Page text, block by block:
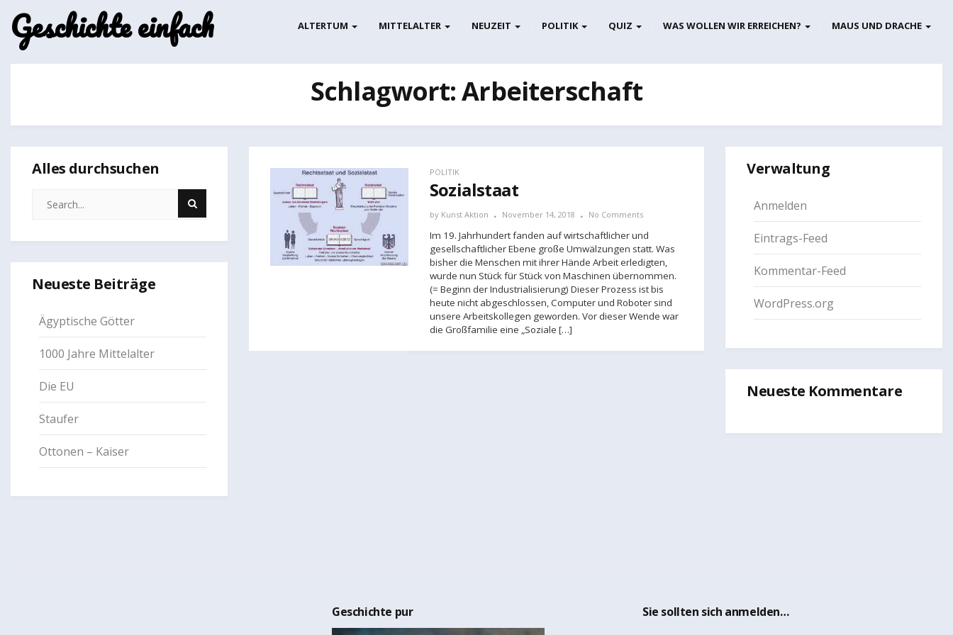
Geschichte einfach ALTERTUM MITTELALTER NEUZEIT POLITIK QUIZ WAS WOLLEN WIR ERREICHEN? MAUS UND DRACHE
Schlagwort:Arbeiterschaft
Alles durchsuchen
Neueste Beiträge
Ägyptische Götter
1000 Jahre Mittelalter
Die EU
Staufer
Ottonen – Kaiser
POLITIK
Sozialstaat
by Kunst Aktion November 14, 2018 No Comments
Im 19. Jahrhundert fanden auf wirtschaftlicher und
gesellschaftlicher Ebene große Umwälzungen statt. Was
bisher die Menschen mit ihrer Hände Arbeit erledigten,
wurde nun Stück für Stück von Maschinen übernommen.
(= Beginn der Industrialisierung) Dieser Prozess ist bis
heute nicht abgeschlossen, Computer und Roboter sind
unsere Arbeitskollegen geworden. Vor dieser Wende war
die Großfamilie eine „Soziale […]
Verwaltung
Anmelden
Eintrags-Feed
Kommentar-Feed
WordPress.org
Neueste Kommentare
Geschichte pur Sie sollten sich anmelden…